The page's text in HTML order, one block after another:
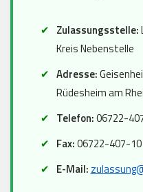
Zulassungsstelle:
Kreis Nebenstelle
Adresse:
Rüdesheim am
Telefon:06722-
Fax:06722-407-
E-Mail: